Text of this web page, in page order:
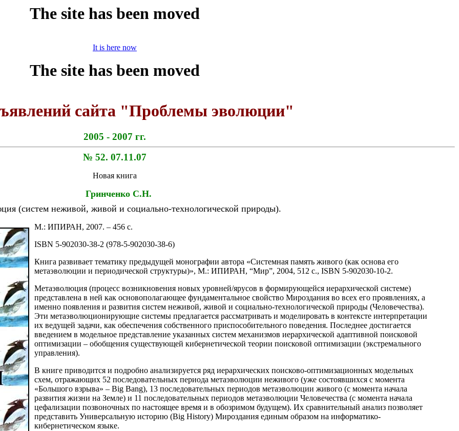
The site has been moved
It is here now
сайта "Проблемы эволюции"
2005 - 2007 гг.
№ 52. 07.11.07
Новая книга
Гринченко С.Н.
(систем неживой, живой и социально-технологической природы).
М.: ИПИРАН, 2007. – 456 с.
ISBN 5-902030-38-2 (978-5-902030-38-6)
Книга развивает тематику предыдущей монографии автора «Системная память живого (как основа его
метаэволюции и периодической структуры)», М.: ИПИРАН, “Мир”, 2004, 512 с., ISBN 5-902030-10-2.
Метаэволюция (процесс возникновения новых уровней/ярусов в формирующейся иерархической системе)
представлена в ней как основополагающее фундаментальное свойство Мироздания во всех его проявлениях, а
именно появления и развития систем неживой, живой и социально-технологической природы (Человечества).
Эти метаэволюционирующие системы предлагается рассматривать и моделировать в контексте интерпретации
их ведущей задачи, как обеспечения собственного приспособительного поведения. Последнее достигается
введением в модельное представление указанных систем механизмов иерархической адаптивной поисковой
оптимизации – обобщения существующей кибернетической теории поисковой оптимизации (экстремального
управления).
В книге приводится и подробно анализируется ряд иерархических поисково-оптимизационных модельных
схем, отражающих 52 последовательных периода метаэволюции неживого (уже состоявшихся с момента
«Большого взрыва» – Big Bang), 13 последовательных периодов метаэволюции живого (с момента начала
развития жизни на Земле) и 11 последовательных периодов метаэволюции Человечества (с момента начала
цефализации позвоночных по настоящее время и в обозримом будущем). Их сравнительный анализ позволяет
представить Универсальную историю (Big History) Мироздания единым образом на информатико-
кибернетическом языке.